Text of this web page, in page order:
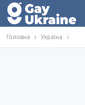
Головна Україна